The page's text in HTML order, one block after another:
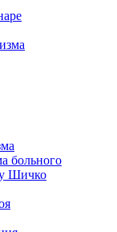
больного
Шичко